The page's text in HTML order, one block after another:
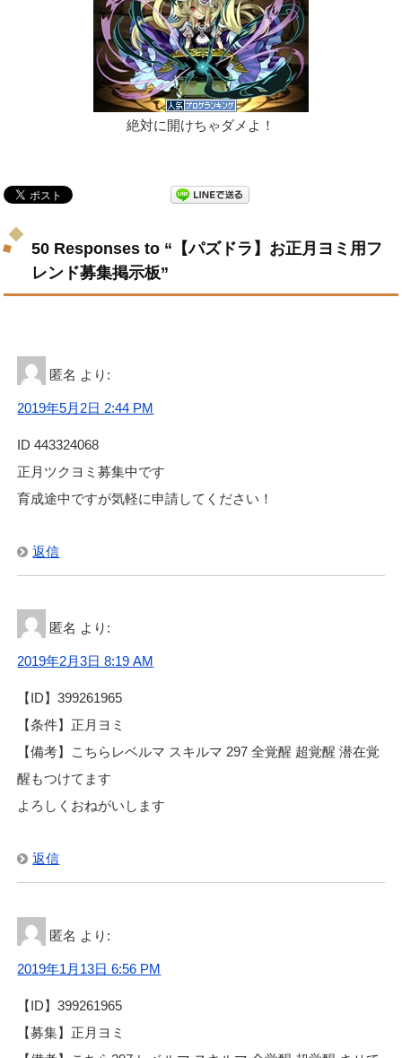
絶対に開けちゃダメよ！
50 Responses to “【パズドラ】お正月ヨミ用フ
レンド募集掲示板”
匿名 より:
2019年5月2日 2:44 PM
ID 443324068
正月ツクヨミ募集中です
育成途中ですが気軽に申請してください！
返信
匿名 より:
2019年2月3日 8:19 AM
【ID】399261965
【条件】正月ヨミ
【備考】こちらレベルマ スキルマ 297 全覚醒 超覚醒 潜在覚
醒もつけてます
よろしくおねがいします
返信
匿名 より:
2019年1月13日 6:56 PM
【ID】399261965
【募集】正月ヨミ